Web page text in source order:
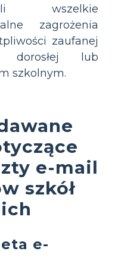
wszelkie
zagrożenia
zaufanej
dorosłej lub
szkolnym.
e-mail
szkół
e-